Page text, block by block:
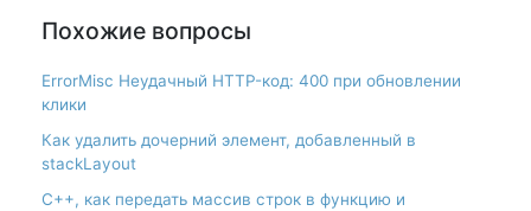
Похожие вопросы
ErrorMisc Неудачный HTTP-код: 400 при обновлении
клики
Как удалить дочерний элемент, добавленный в
stackLayout
С++, как передать массив строк в функцию и